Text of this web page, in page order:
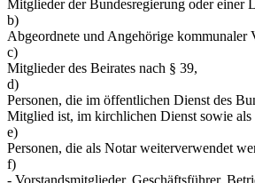
Mitglieder der Bundesregierung oder einer
b)
Abgeordnete und Angehörige kommunaler
c)
Mitglieder des Beirates nach § 39,
d)
Personen, die im öffentlichen Dienst des
Mitglied ist, im kirchlichen Dienst sowie als
e)
Personen, die als Notar weiterverwendet
f)
- Vorstandsmitglieder, Geschäftsführer,